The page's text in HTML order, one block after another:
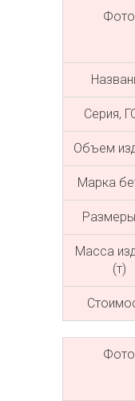
Фото
Серия,
Объем
Марка
Масса
(т)
Фото